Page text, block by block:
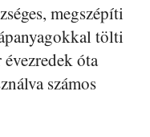
megszépíti
tölti
óta
számos